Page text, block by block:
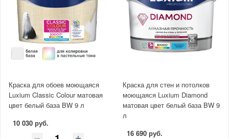
Краска для обоев моющаяся
Luxium Classic Colour матовая
цвет белый база BW 9 л
10 030 руб.
Краска для стен и потолков
моющаяся Luxium Diamond
матовая цвет белый база BW 9
л
16 690 руб.